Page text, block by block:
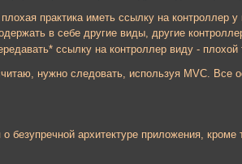
практика иметь ссылку на
в себе другие виды, другие
ссылку на контроллер виду - плохой
нужно следовать, используя MVC. Все
о безупречной архитектуре приложения,